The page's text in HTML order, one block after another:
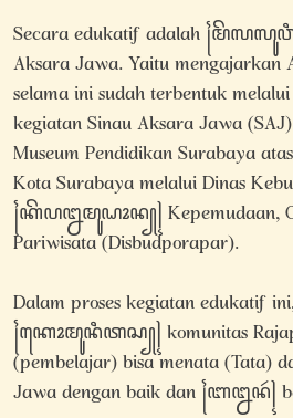
Secara edukatif adalah
Aksara Jawa. Yaitu mengajarkan
selama ini sudah terbentuk
kegiatan Sinau Aksara Jawa
Museum Pendidikan Surabaya
Kota Surabaya melalui Dinas
꧌ꦏꦼꦥꦊꦩꦸꦝꦴꦤ꧀꧍ Kepemudaan,
Pariwisata (Disbudporapar).
Dalam proses kegiatan edukatif
꧌ꦏꦺꦴꦩꦸꦤꦶꦠꦱ꧀꧍ komunitas
(pembelajar) bisa menata (Tata)
Jawa dengan baik dan ꧌ꦧꦊꦤꦂ꧍